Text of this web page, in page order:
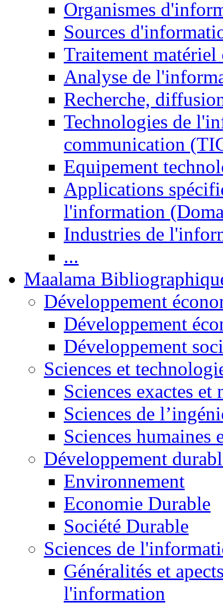
Organismes
Sources
Traitement matériel
Analyse de
Recherche,
Technologies de
communication
Equipement
Applications
l'information
Industries de
...
Maalama
Développement
Développement
Développement
Sciences et
Sciences exactes et
Sciences de
Sciences humaines
Développement
Environnement
Economie Durable
Société Durable
Sciences de
Généralités et
l'information